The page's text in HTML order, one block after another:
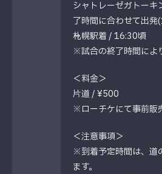
シャトレーゼガトーキ
了時間に合わせて出
→札幌駅着 / 16:30頃
※試合の終了時間によ
＜料金＞
片道 / ¥500
※ローチケにて事前販
＜注意事項＞
※到着予定時間は、道
ます。